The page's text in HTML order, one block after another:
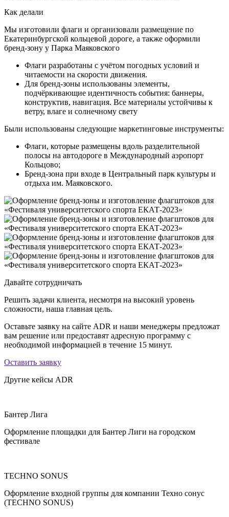
Как делали
Мы изготовили флаги и организовали размещение по
Екатеринбургской кольцевой дороге, а также оформили
бренд-зону у Парка Маяковского
Флаги разработаны с учётом погодных условий и
читаемости на скорости движения.
Для бренд-зоны использованы элементы,
подчёркивающие идентичность события: баннеры,
конструктив, навигация. Все материалы устойчивы к
ветру, влаге и солнечному свету
Были использованы следующие маркетинговые инструменты:
Флаги, которые размещены вдоль разделительной
полосы на автодороге в Международный аэропорт
Кольцово;
Бренд-зона при входе в Центральный парк культуры и
отдыха им. Маяковского.
Давайте сотрудничать
Решить задачи клиента, несмотря на высокий уровень
сложности, наша главная цель.
Оставьте заявку на сайте ADR и наши менеджеры предложат
вам решение или предоставят адресную программу с
необходимой информацией в течение 15 минут.
Оставить заявку
Другие кейсы ADR
Бантер Лига
Оформление площадки для Бантер Лиги на городском
фестивале
TECHNO SONUS
Оформление входной группы для компании Техно сонус
(TECHNO SONUS)